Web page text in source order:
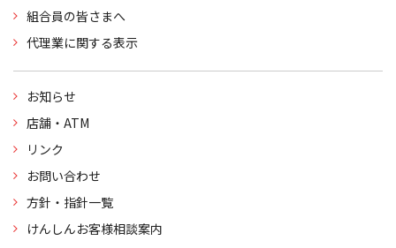
組合員の皆さまへ
代理業に関する表示
お知らせ
店舗・ATM
リンク
お問い合わせ
方針・指針一覧
けんしんお客様相談案内